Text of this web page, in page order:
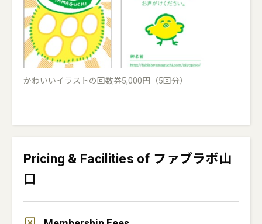
かわいいイラストの回数券5,000円（5回分）
Pricing & Facilities of ファブラボ山
口